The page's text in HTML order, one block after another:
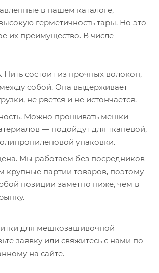
в нашем каталоге,
герметичность тары. Но это
их преимущество. В числе
Нить состоит из прочных волокон,
собой. Она выдерживает
не рвётся и не истончается.
Можно прошивать мешки
— подойдут для тканевой,
упаковки.
Мы работаем без посредников
крупные партии товаров, поэтому
позиции заметно ниже, чем в
для мешкозашивочной
заявку или свяжитесь с нами по
на сайте.